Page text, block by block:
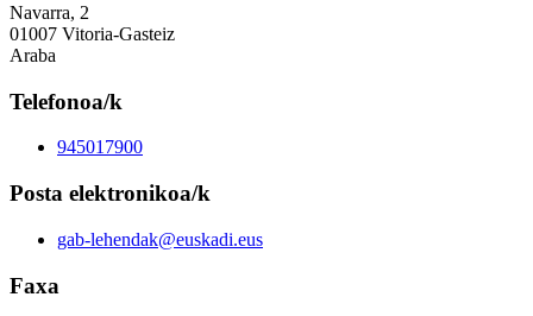
Navarra, 2
01007 Vitoria-Gasteiz
Araba
Telefonoa/k
945017900
Posta elektronikoa/k
gab-lehendak@euskadi.eus
Faxa